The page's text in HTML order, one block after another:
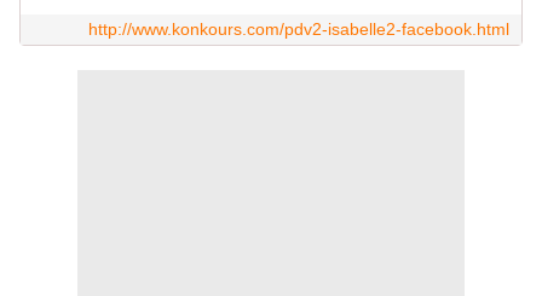
http://www.konkours.com/pdv2-isabelle2-facebook.html